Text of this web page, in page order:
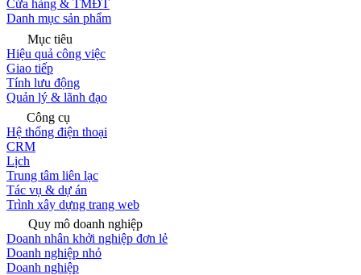
Cửa hàng & TMĐT
Danh mục sản phẩm
Mục tiêu
Hiệu quả công việc
Giao tiếp
Tính lưu động
Quản lý & lãnh đạo
Công cụ
Hệ thống điện thoại
CRM
Lịch
Trung tâm liên lạc
Tác vụ & dự án
Trình xây dựng trang web
Quy mô doanh nghiệp
Doanh nhân khởi nghiệp đơn lẻ
Doanh nghiệp nhỏ
Doanh nghiệp